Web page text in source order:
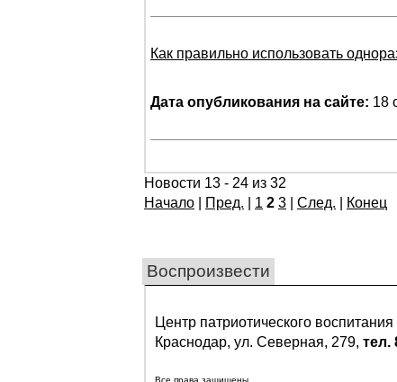
Как правильно использовать
Дата опубликования на сайте: 18
Новости 13 - 24 из 32
Начало
Пред. 1 2 3 След. Конец
Воспроизвести
Центр патриотического
Краснодар, ул. Северная, 279, тел.
Все права защищены